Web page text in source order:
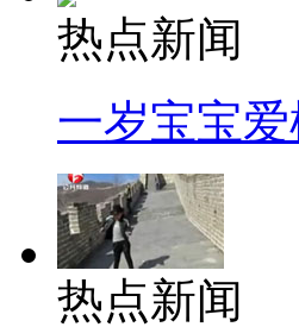
热点新闻
一岁宝宝
热点新闻